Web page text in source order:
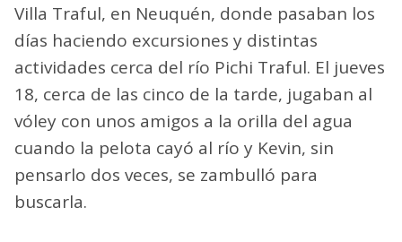
Villa Traful, en Neuquén, donde pasaban los
días haciendo excursiones y distintas
actividades cerca del río Pichi Traful. El jueves
18, cerca de las cinco de la tarde, jugaban al
vóley con unos amigos a la orilla del agua
cuando la pelota cayó al río y Kevin, sin
pensarlo dos veces, se zambulló para
buscarla.